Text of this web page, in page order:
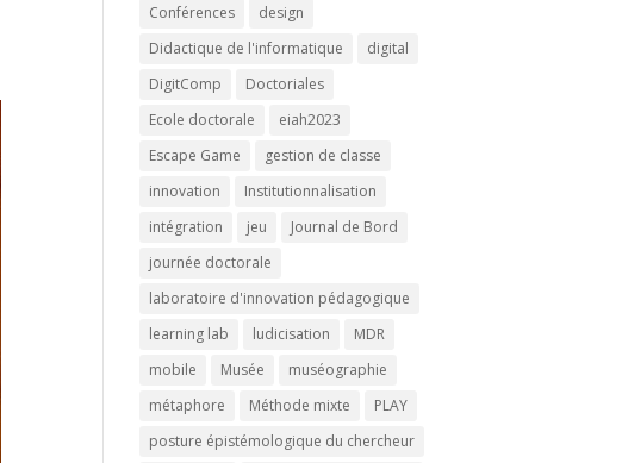
Conférences
design
Didactique de l'informatique
digital
DigitComp
Doctoriales
Ecole doctorale
eiah2023
Escape Game
gestion de classe
innovation
Institutionnalisation
intégration
jeu
Journal de Bord
journée doctorale
laboratoire d'innovation pédagogique
learning lab
ludicisation
MDR
mobile
Musée
muséographie
métaphore
Méthode mixte
PLAY
posture épistémologique du chercheur